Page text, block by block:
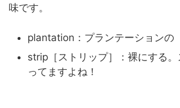
味です。
plantation：プランテーションの
strip［ストリップ］：裸にする
ってますよね！